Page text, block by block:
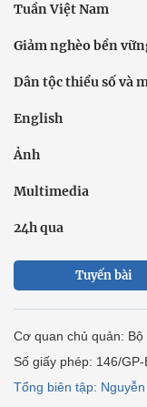
Tuần Việt Nam
Giảm nghèo bền
Dân tộc thiểu số và
English
Ảnh
Multimedia
24h qua
Tuyến bài
Cơ quan chủ quản:
Số giấy phép: 146/
Tổng biên tập: Nguyễn